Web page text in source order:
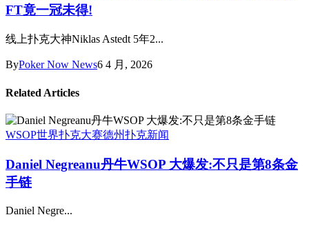
FT竟一冠未得!
线上扑克大神Niklas Astedt 5年2...
ByPoker Now News6 4 月, 2026
Related Articles
WSOP世界扑克大赛德州扑克新闻
Daniel Negreanu丹牛WSOP 大爆发:不只是第8条金
手链
Daniel Negre...